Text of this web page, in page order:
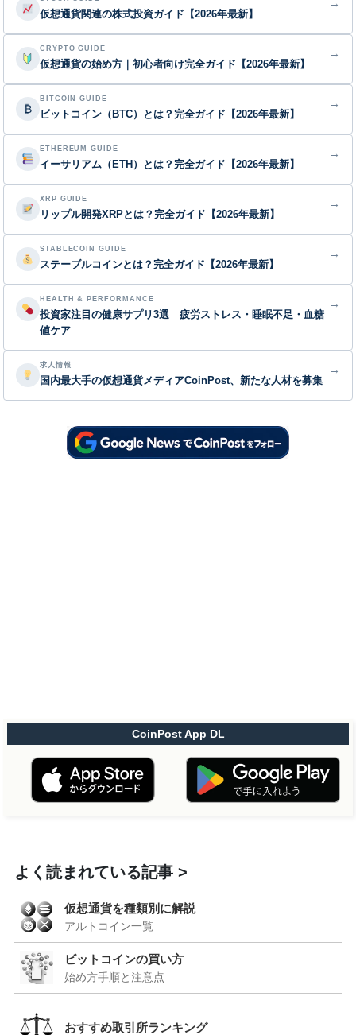
仮想通貨関連の株式投資ガイド【2026年最新】
→
CRYPTO GUIDE
仮想通貨の始め方｜初心者向け完全ガイド【2026年最新】
→
₿
BITCOIN GUIDE
ビットコイン（BTC）とは？完全ガイド【2026年最新】
→
ETHEREUM GUIDE
イーサリアム（ETH）とは？完全ガイド【2026年最新】
→
XRP GUIDE
リップル開発XRPとは？完全ガイド【2026年最新】
→
STABLECOIN GUIDE
ステーブルコインとは？完全ガイド【2026年最新】
→
HEALTH & PERFORMANCE
投資家注目の健康サプリ3選 疲労ストレス・睡眠不足・血糖
値ケア
→
求人情報
国内最大手の仮想通貨メディアCoinPost、新たな人材を募集
→
CoinPost App DL
よく読まれている記事
仮想通貨を種類別に解説
アルトコイン一覧
ビットコインの買い方
始め方手順と注意点
おすすめ取引所ランキング